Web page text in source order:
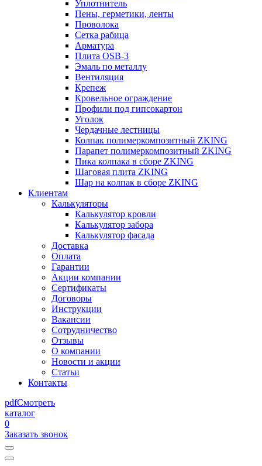
Уплотнитель
Пены, герметики, ленты
Проволока
Сетка рабица
Арматура
Плита OSB-3
Эмаль по металлу
Вентиляция
Крепеж
Кровельное ограждение
Профили под гипсокартон
Уголок
Чердачные лестницы
Колпак полимеркомпозитный ZKING
Парапет полимеркомпозитный ZKING
Пика колпака в сборе ZKING
Шаговая плита ZKING
Шар на колпак в сборе ZKING
Клиентам
Калькуляторы
Калькулятор кровли
Калькулятор забора
Калькулятор фасада
Доставка
Оплата
Гарантии
Акции компании
Сертификаты
Договоры
Инструкции
Вакансии
Сотрудничество
Отзывы
О компании
Новости и акции
Статьи
Контакты
pdfСмотреть
каталог
0
Заказать звонок